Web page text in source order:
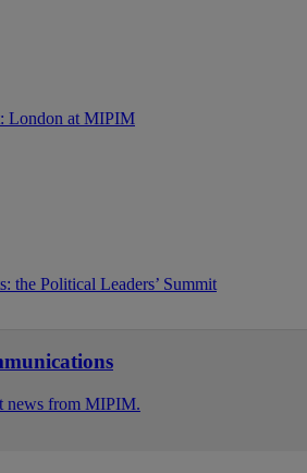
London at MIPIM
the Political Leaders’ Summit
news from MIPIM.